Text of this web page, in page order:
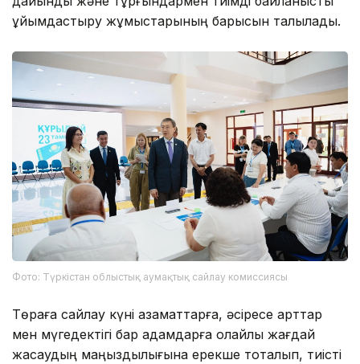
ұйымдастыру жұмыстарының барысын талқылады.
Фото: Түркістан облыстық аумақтық сайлау комиссиясы
Төраға сайлау күні азаматтарға, әсіресе қарттар
мен мүгедектігі бар адамдарға қолайлы жағдай
жасаудың маңыздылығына ерекше тоқталып, тиісті